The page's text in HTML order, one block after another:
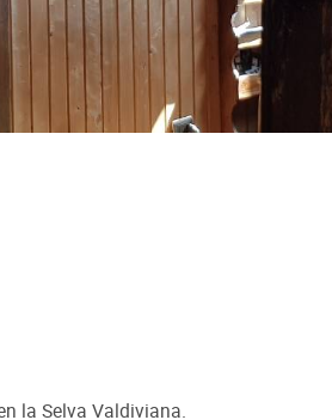
la Selva Valdiviana.